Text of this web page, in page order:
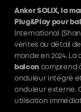
Anker SOLIX, la
Plug&Play pour
International
ventes au détail
monde en 2024.
balcon comprend
onduleur intégré
onduleur externe.
utilisation